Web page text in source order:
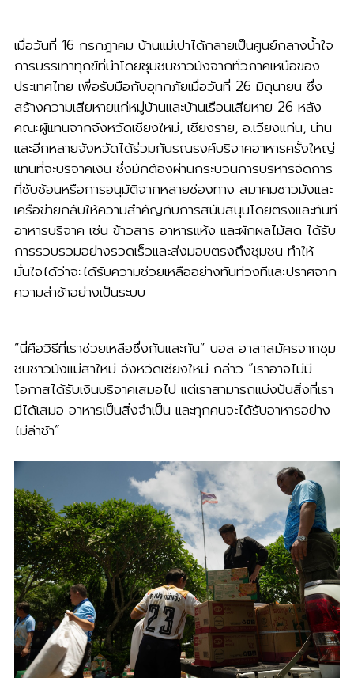
เมื่อวันที่ 16 กรกฎาคม บ้านแม่เปาได้กลายเป็นศูนย์กลางน้ำใจ
การบรรเทาทุกข์ที่นำโดยชุมชนชาวม้งจากทั่วภาคเหนือของ
ประเทศไทย เพื่อรับมือกับอุทกภัยเมื่อวันที่ 26 มิถุนายน ซึ่ง
สร้างความเสียหายแก่หมู่บ้านและบ้านเรือนเสียหาย 26 หลัง
คณะผู้แทนจากจังหวัดเชียงใหม่, เชียงราย, อ.เวียงแก่น, น่าน
และอีกหลายจังหวัดได้ร่วมกันรณรงค์บริจาคอาหารครั้งใหญ่
แทนที่จะบริจาคเงิน ซึ่งมักต้องผ่านกระบวนการบริหารจัดการ
ที่ซับซ้อนหรือการอนุมัติจากหลายช่องทาง สมาคมชาวม้งและ
เครือข่ายกลับให้ความสำคัญกับการสนับสนุนโดยตรงและทันที
อาหารบริจาค เช่น ข้าวสาร อาหารแห้ง และผักผลไม้สด ได้รับ
การรวบรวมอย่างรวดเร็วและส่งมอบตรงถึงชุมชน ทำให้
มั่นใจได้ว่าจะได้รับความช่วยเหลืออย่างทันท่วงทีและปราศจาก
ความล่าช้าอย่างเป็นระบบ
“นี่คือวิธีที่เราช่วยเหลือซึ่งกันและกัน” บอล อาสาสมัครจากชุม
ชนชาวม้งแม่สาใหม่ จังหวัดเชียงใหม่ กล่าว “เราอาจไม่มี
โอกาสได้รับเงินบริจาคเสมอไป แต่เราสามารถแบ่งปันสิ่งที่เรา
มีได้เสมอ อาหารเป็นสิ่งจำเป็น และทุกคนจะได้รับอาหารอย่าง
ไม่ล่าช้า”